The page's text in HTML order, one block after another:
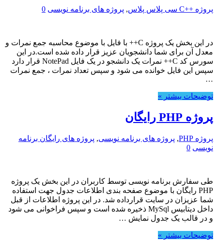
پروژه ++C سی پلاس پلاس , پروژه های برنامه نویسی 0
در این بخش یک پروژه C++ با فایل با موضوع محاسبه جمع نمرات و
معدل آن برای شما دانشجویان عزیز قرار داده شده است.در این
سورس کد C++ نمرات یک دانشجو در یک فایل NotePad قرار دارد
سپس این فایل خوانده می شود و سپس تعداد نمرات ، جمع نمرات
…
توضیحات بیشتر »
پروژه PHP رایگان
پروژه PHP , پروژه های برنامه نویسی, پروژه های رایگان برنامه
نویسی 0
طی سفارش برنامه نویسی توسط کاربران در این بخش یک پروژه
PHP رایگان با موضوع صفحه بندی اطلاعات جدول جهت استفاده
شما عزیزان در سایت قرارداده شد. در این پروژه اطلاعات از قبل
داخل دیتابیس MySql ذخیره شده است و سپس فراخوانی می شود
و در قالب یک جدول نمایش …
توضیحات بیشتر »